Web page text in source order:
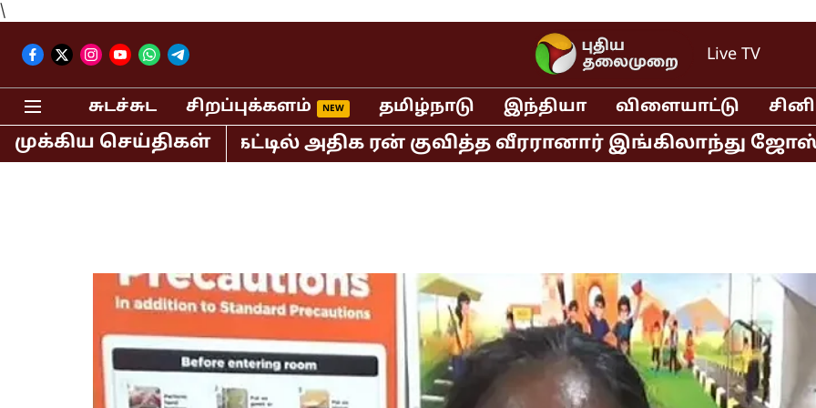
\
Live TV
சுடச்சுட சிறப்புக்களம் தமிழ்நாடு இந்தியா விளையாட்டு
முக்கிய செய்திகள்
டி20 கிரிக்கெட்டில் அதிக ரன் குவித்த வீரரானார் இங்கிலாந்து ஜோஸ் பட்லர்